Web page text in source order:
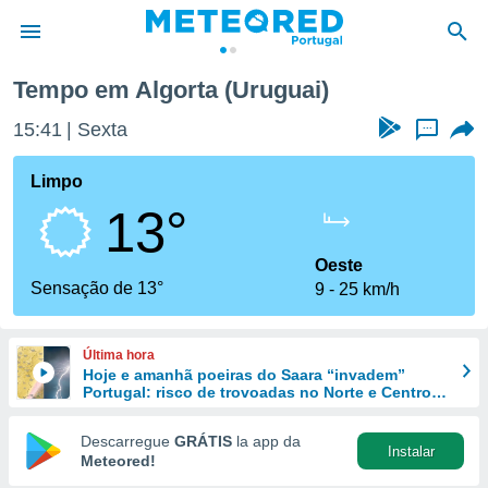
da
foi
fornecidas
a este
das
e
forma
digital
Tempo em Algorta (Uruguai)
15:41 Sexta ...
Limpo
13°
Sensação de 13°
Oeste
9
25 km/h
Última hora
Hoje e amanhã poeiras do Saara “invadem”
Portugal: risco de trovoadas no Norte e Centro
Descarregue GRÁTIS la app da
Meteored!
Instalar